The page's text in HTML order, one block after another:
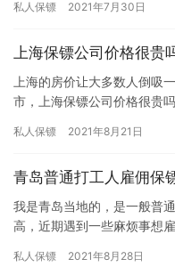
多少?…
私人保镖 2021年7月30日
上海保镖公司价格很贵
上海的房价让大多数人倒吸
市，上海保镖公司价格很贵
服…
私人保镖 2021年8月21日
青岛普通打工人雇佣保
我是青岛当地的，是一般普
高，近期遇到一些麻烦事想
私人保镖 2021年8月28日